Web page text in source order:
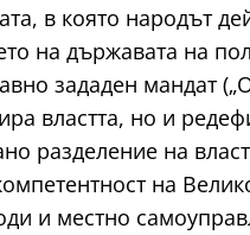
в която народът
на държавата на
зададен мандат
властта, но и
разделение на
на
и местно